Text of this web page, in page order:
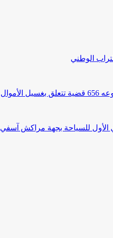
الوطني
الأول للسياحة بجهة مراكش آسفي